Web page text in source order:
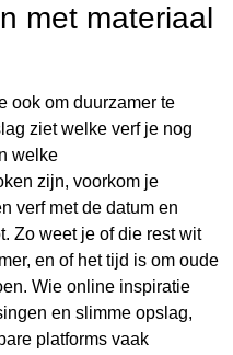
met materiaal
ook om duurzamer te
ziet welke verf je nog
welke
zijn, voorkom je
verf met de datum en
Zo weet je of die rest wit
en of het tijd is om oude
Wie online inspiratie
en slimme opslag,
platforms vaak